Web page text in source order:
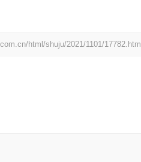
html/shuju/2021/1101/17782.html